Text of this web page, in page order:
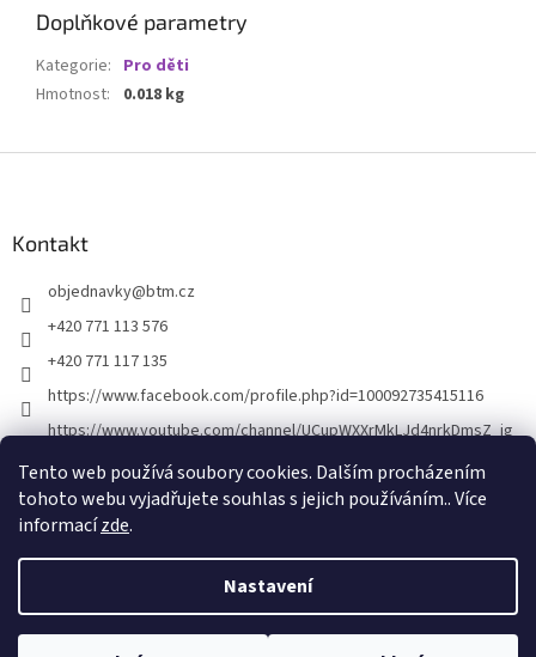
Tento web používá soubory cookies. Dalším procházením
tohoto webu vyjadřujete souhlas s jejich používáním.. Více
informacízde.
Nastavení
Doplňkové parametry
Kategorie: Pro děti
Hmotnost: 0.018 kg
Kontakt
objednavky@btm.cz
+420 771 113 576
+420 771 117 135
https://www.facebook.com/profile.php?id=100092735415116
https://www.youtube.com/channel/UCupWXXrMkLJd4nrkDmsZ_ig
Vytvořil Shoptet